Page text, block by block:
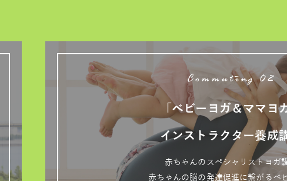
Commuting 02
「ベビーヨガ＆ママヨ
インストラクター養成
赤ちゃんのスペシャリストヨガ
赤ちゃんの脳の発達促進に繋がるベ